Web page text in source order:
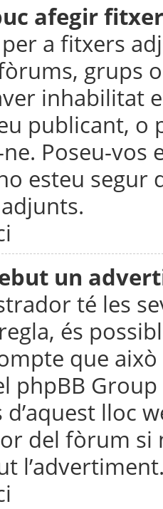
afegir
a fitxers
grups
inhabilitat
publicant,
Poseu-vos
esteu segur
un
té les
és
que
phpBB
lloc
del fòrum